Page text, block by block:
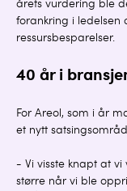
årets vurdering ble
forankring i ledelsen
ressursbesparelser.
40 år i
For Areol, som i år
et nytt
- Vi visste knapt at vi
større når vi ble